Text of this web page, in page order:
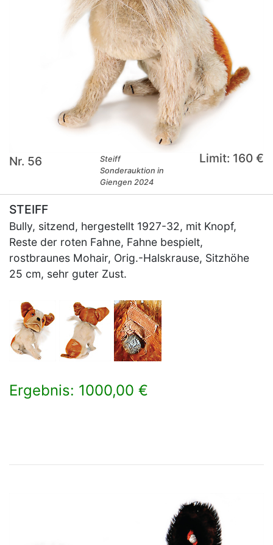
Nr. 56
Steiff
Sonderauktion in
Giengen 2024
Limit: 160 €
STEIFF
Bully, sitzend, hergestellt 1927-32, mit Knopf,
Reste der roten Fahne, Fahne bespielt,
rostbraunes Mohair, Orig.-Halskrause, Sitzhöhe
25 cm, sehr guter Zust.
Ergebnis: 1000,00 €